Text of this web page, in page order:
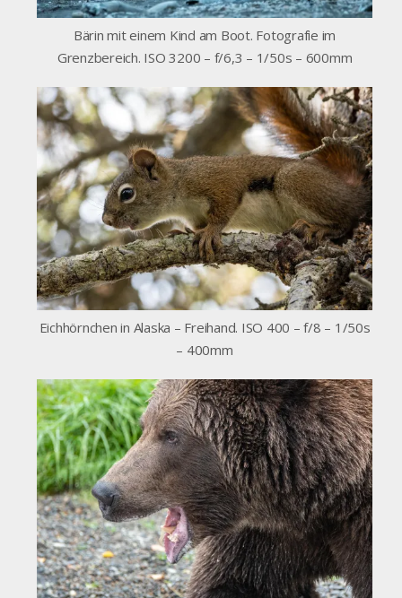
Bärin mit einem Kind am Boot. Fotografie im
Grenzbereich. ISO 3200 – f/6,3 – 1/50s – 600mm
Eichhörnchen in Alaska – Freihand. ISO 400 – f/8 – 1/50s
– 400mm